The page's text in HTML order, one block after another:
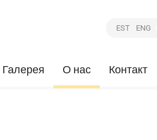
EST ENG
Галерея О нас Контакт